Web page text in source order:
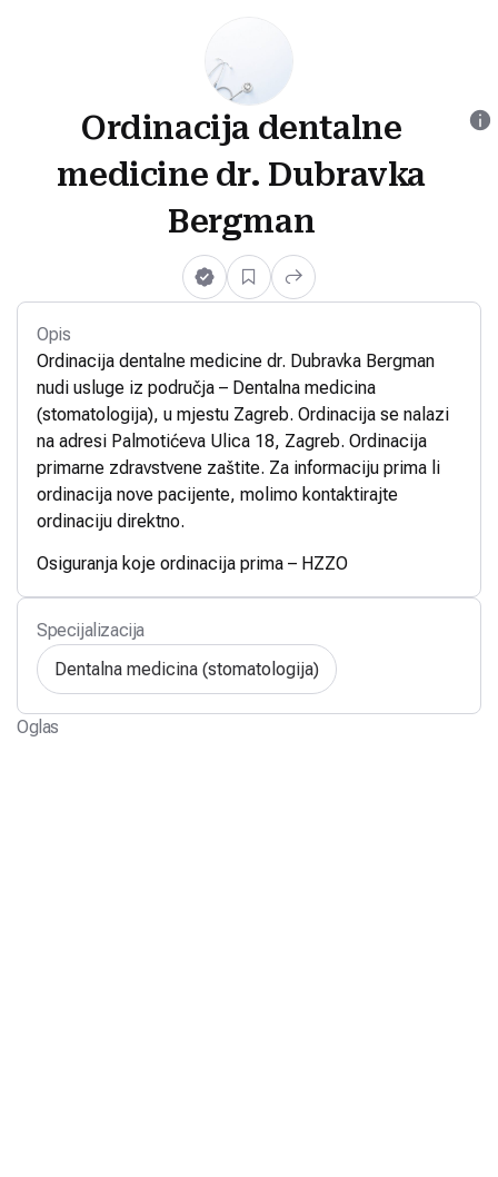
Ordinacija dentalne
medicine dr. Dubravka
Bergman
Opis
Ordinacija dentalne medicine dr. Dubravka Bergman
nudi usluge iz područja – Dentalna medicina
(stomatologija), u mjestu Zagreb. Ordinacija se nalazi
na adresi Palmotićeva Ulica 18, Zagreb. Ordinacija
primarne zdravstvene zaštite. Za informaciju prima li
ordinacija nove pacijente, molimo kontaktirajte
ordinaciju direktno.
Osiguranja koje ordinacija prima – HZZO
Specijalizacija
Dentalna medicina (stomatologija)
Oglas